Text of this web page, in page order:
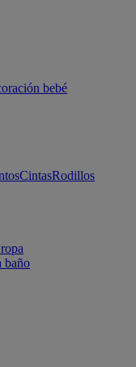
bebé
CintasRodillos
baño